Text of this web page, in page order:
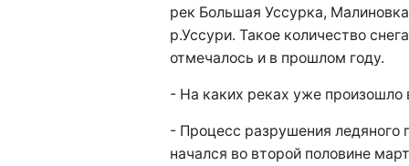
рек Большая Уссурка,
р.Уссури. Такое количество
отмечалось и в прошлом году.
- На каких реках уже произошло
- Процесс разрушения ледяного
начался во второй половине